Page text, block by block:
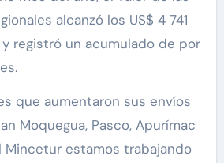
alcanzó los US$ 4 741
y registró un acumulado de por
que aumentaron sus envíos
Moquegua, Pasco, Apurímac
Mincetur estamos trabajando